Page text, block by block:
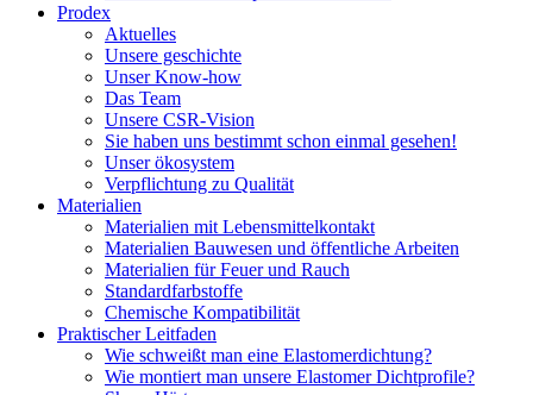
Prodex
Aktuelles
Unsere geschichte
Unser Know-how
Das Team
Unsere CSR-Vision
Sie haben uns bestimmt schon einmal gesehen!
Unser ökosystem
Verpflichtung zu Qualität
Materialien
Materialien mit Lebensmittelkontakt
Materialien Bauwesen und öffentliche Arbeiten
Materialien für Feuer und Rauch
Standardfarbstoffe
Chemische Kompatibilität
Praktischer Leitfaden
Wie schweißt man eine Elastomerdichtung?
Wie montiert man unsere Elastomer Dichtprofile?